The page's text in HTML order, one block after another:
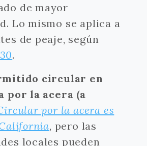
de mayor
Lo mismo se aplica a
de peaje, según
.
circular en
por la acera (a
por la acera es
, pero las
locales pueden